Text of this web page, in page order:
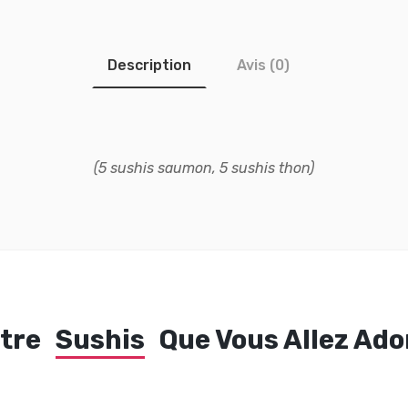
Description Avis (0)
(5 sushis saumon, 5 sushis thon)
Sushis Que Vous Allez